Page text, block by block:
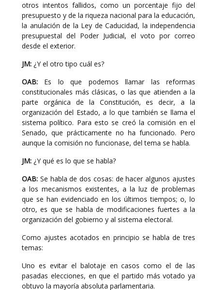
otros intentos fallidos, como un porcentaje fijo del
presupuesto y de la riqueza nacional para la educación,
la anulación de la Ley de Caducidad, la independencia
presupuestal del Poder Judicial, el voto por correo
desde el exterior.
JM: ¿Y el otro tipo cuál es?
OAB: Es lo que podemos llamar las reformas
constitucionales más clásicas, o las que atienden a la
parte orgánica de la Constitución, es decir, a la
organización del Estado, a lo que también se llama el
sistema político. Para esto se creó la comisión en el
Senado, que prácticamente no ha funcionado. Pero
aunque la comisión no funcionase, del tema se habla.
JM: ¿Y qué es lo que se habla?
OAB: Se habla de dos cosas: de hacer algunos ajustes
a los mecanismos existentes, a la luz de problemas
que se han evidenciado en los últimos tiempos; o, lo
otro, es que se habla de modificaciones fuertes a la
organización del gobierno y al sistema electoral.
Como ajustes acotados en principio se habla de tres
temas:
Uno es evitar el balotaje en casos como el de las
pasadas elecciones, en que el partido más votado ya
obtuvo la mayoría absoluta parlamentaria.